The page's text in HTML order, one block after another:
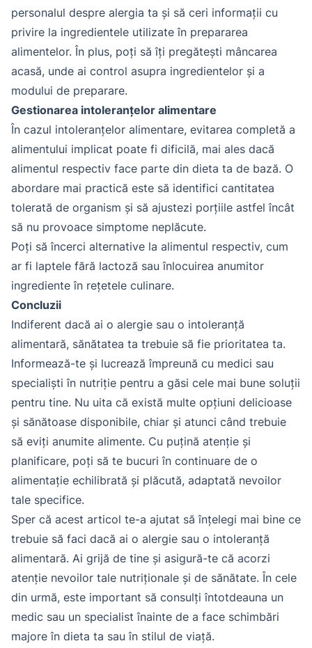
personalul despre alergia ta și să ceri informații cu
privire la ingredientele utilizate în prepararea
alimentelor. În plus, poți să îți pregătești mâncarea
acasă, unde ai control asupra ingredientelor și a
modului de preparare.
Gestionarea intoleranțelor alimentare
În cazul intoleranțelor alimentare, evitarea completă a
alimentului implicat poate fi dificilă, mai ales dacă
alimentul respectiv face parte din dieta ta de bază. O
abordare mai practică este să identifici cantitatea
tolerată de organism și să ajustezi porțiile astfel încât
să nu provoace simptome neplăcute.
Poți să încerci alternative la alimentul respectiv, cum
ar fi laptele fără lactoză sau înlocuirea anumitor
ingrediente în rețetele culinare.
Concluzii
Indiferent dacă ai o alergie sau o intoleranță
alimentară, sănătatea ta trebuie să fie prioritatea ta.
Informează-te și lucrează împreună cu medici sau
specialiști în nutriție pentru a găsi cele mai bune soluții
pentru tine. Nu uita că există multe opțiuni delicioase
și sănătoase disponibile, chiar și atunci când trebuie
să eviți anumite alimente. Cu puțină atenție și
planificare, poți să te bucuri în continuare de o
alimentație echilibrată și plăcută, adaptată nevoilor
tale specifice.
Sper că acest articol te-a ajutat să înțelegi mai bine ce
trebuie să faci dacă ai o alergie sau o intoleranță
alimentară. Ai grijă de tine și asigură-te că acorzi
atenție nevoilor tale nutriționale și de sănătate. În cele
din urmă, este important să consulți întotdeauna un
medic sau un specialist înainte de a face schimbări
majore în dieta ta sau în stilul de viață.